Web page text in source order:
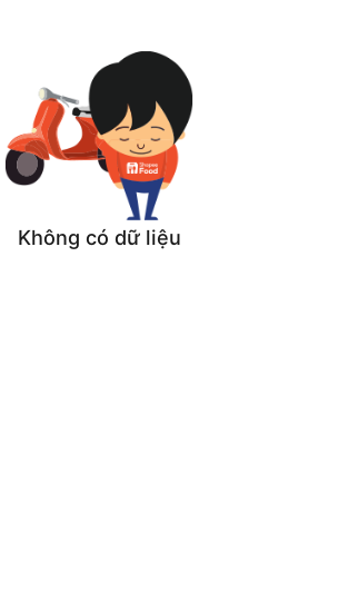
Không có dữ liệu